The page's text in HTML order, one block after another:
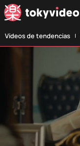
Vídeos de tendencias